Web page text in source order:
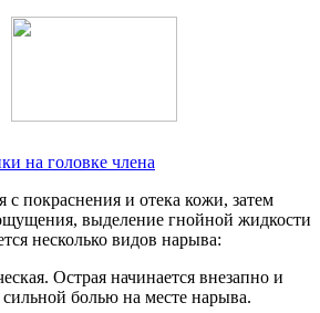
на головке члена
с покраснения и отека кожи, затем
выделение гнойной жидкости
несколько видов нарыва:
Острая начинается внезапно и
сильной болью на месте нарыва.